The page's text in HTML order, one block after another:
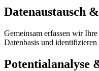
Datenaustausch
Gemeinsam erfassen wir
Datenbasis und
Potentialanalyse